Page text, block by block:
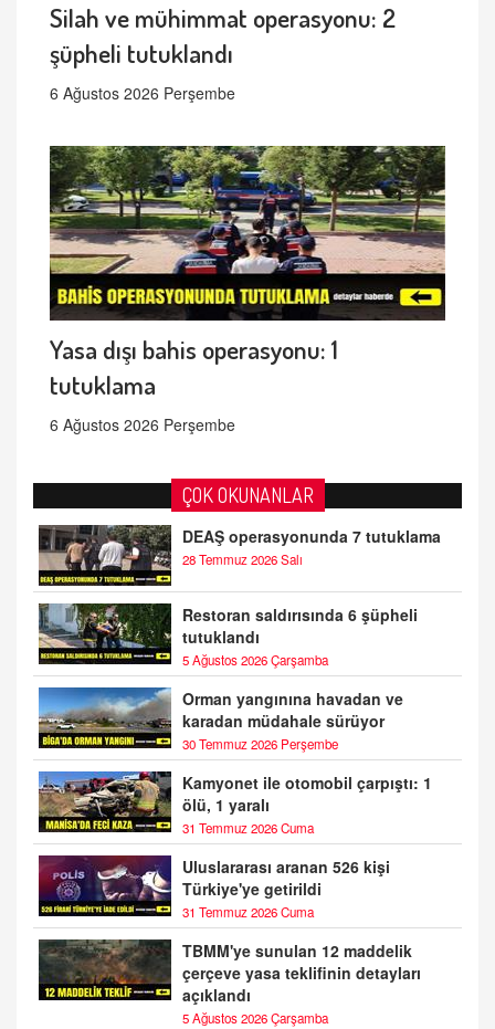
Silah ve mühimmat operasyonu: 2
şüpheli tutuklandı
6 Ağustos 2026 Perşembe
Yasa dışı bahis operasyonu: 1
tutuklama
6 Ağustos 2026 Perşembe
ÇOK OKUNANLAR
DEAŞ operasyonunda 7 tutuklama
28 Temmuz 2026 Salı
Restoran saldırısında 6 şüpheli
tutuklandı
5 Ağustos 2026 Çarşamba
Orman yangınına havadan ve
karadan müdahale sürüyor
30 Temmuz 2026 Perşembe
Kamyonet ile otomobil çarpıştı: 1
ölü, 1 yaralı
31 Temmuz 2026 Cuma
Uluslararası aranan 526 kişi
Türkiye'ye getirildi
31 Temmuz 2026 Cuma
TBMM'ye sunulan 12 maddelik
çerçeve yasa teklifinin detayları
açıklandı
5 Ağustos 2026 Çarşamba